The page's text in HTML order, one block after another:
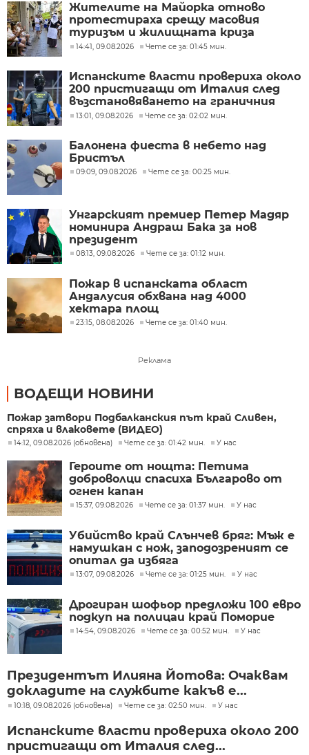
Жителите на Майорка отново
протестираха срещу масовия
туризъм и жилищната криза
(СНИМКИ)
14:41, 09.08.2026 Чете се за: 01:45 мин.
Испанските власти провериха около
200 пристигащи от Италия след
възстановяването на граничния
контрол
13:01, 09.08.2026 Чете се за: 02:02 мин.
Балонена фиеста в небето над
Бристъл
09:09, 09.08.2026 Чете се за: 00:25 мин.
Унгарският премиер Петер Мадяр
номинира Андраш Бака за нов
президент
08:13, 09.08.2026 Чете се за: 01:12 мин.
Пожар в испанската област
Андалусия обхвана над 4000
хектара площ
23:15, 08.08.2026 Чете се за: 01:40 мин.
Реклама
ВОДЕЩИ НОВИНИ
Пожар затвори Подбалканския път край Сливен,
спряха и влаковете (ВИДЕО)
14:12, 09.08.2026 (обновена) Чете се за: 01:42 мин. У нас
Героите от нощта: Петима
доброволци спасиха Българово от
огнен капан
15:37, 09.08.2026 Чете се за: 01:37 мин. У нас
Убийство край Слънчев бряг: Мъж е
намушкан с нож, заподозреният се
опитал да избяга
13:07, 09.08.2026 Чете се за: 01:25 мин. У нас
Дрогиран шофьор предложи 100 евро
подкуп на полицаи край Поморие
14:54, 09.08.2026 Чете се за: 00:52 мин. У нас
Президентът Илияна Йотова: Очаквам
докладите на службите какъв е...
10:18, 09.08.2026 (обновена) Чете се за: 02:50 мин. У нас
Испанските власти провериха около 200
пристигащи от Италия след...